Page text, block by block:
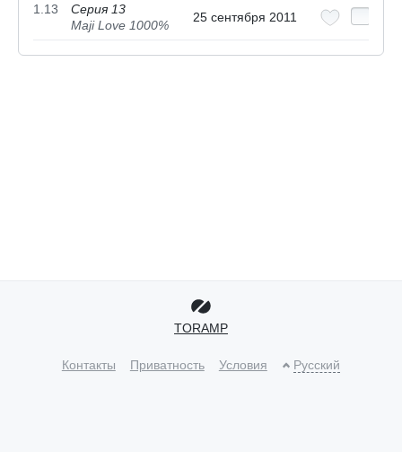
1.13
Серия 13
Maji Love 1000%
25 сентября 2011
TORAMP
Контакты Приватность Условия Русский